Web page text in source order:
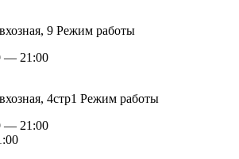
9 Режим работы
— 21:00
4стр1 Режим работы
— 21:00